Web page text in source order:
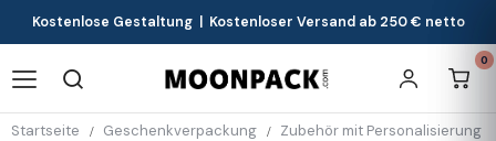
Kostenlose Gestaltung | Kostenloser Versand ab 250 € netto
0
Startseite Geschenkverpackung Zubehör mit Personalisierung